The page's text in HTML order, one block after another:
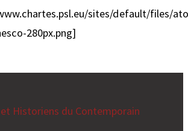
sites/default/files/
280px.png]
Historiens du Contemporain